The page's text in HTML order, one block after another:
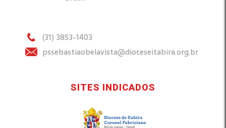
(31) 3853-1403
pssebastiaobelavista@dioceseitabira.org.br
SITES INDICADOS